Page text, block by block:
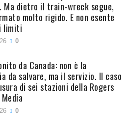
Ma dietro il train-wreck segue,
molto rigido. E non esente
limiti
0
da Canada: non è la
da salvare, ma il servizio. Il caso
di sei stazioni della Rogers
0